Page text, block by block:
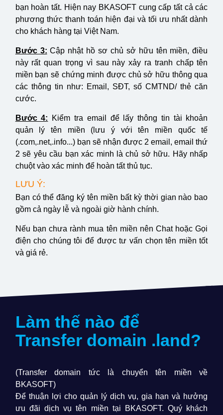
bạn hoàn tất. Hiện nay BKASOFT cung cấp tất cả các
phương thức thanh toán hiện đại và tối ưu nhất dành
cho khách hàng tại Việt Nam.
Bước 3: Cập nhật hồ sơ chủ sở hữu tên miền, điều
này rất quan trọng vì sau này xảy ra tranh chấp tên
miền bạn sẽ chứng minh được chủ sở hữu thông qua
các thông tin như: Email, SĐT, số CMTND/ thẻ căn
cước.
Bước 4: Kiểm tra email để lấy thông tin tài khoản
quản lý tên miền (lưu ý với tên miền quốc tế
(.com,.net,.info...) bạn sẽ nhận được 2 email, email thứ
2 sẽ yêu cầu bạn xác minh là chủ sở hữu. Hãy nhấp
chuột vào xác minh để hoàn tất thủ tục.
LƯU Ý:
Bạn có thể đăng ký tên miền bất kỳ thời gian nào bao
gồm cả ngày lễ và ngoài giờ hành chính.
Nếu bạn chưa rành mua tên miền nên Chat hoặc Gọi
điện cho chúng tôi để được tư vấn chọn tên miền tốt
và giá rẻ.
Làm thế nào để
Transfer domain .land?
(Transfer domain tức là chuyển tên miền về
BKASOFT)
Để thuận lợi cho quản lý dịch vụ, gia hạn và hưởng
ưu đãi dịch vụ tên miền tại BKASOFT. Quý khách